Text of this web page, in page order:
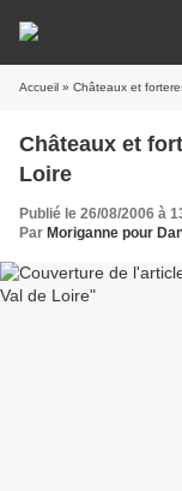
Accueil » Châteaux et
Châteaux et
Loire
Publié le 26/08/2006 à
Par Moriganne pour